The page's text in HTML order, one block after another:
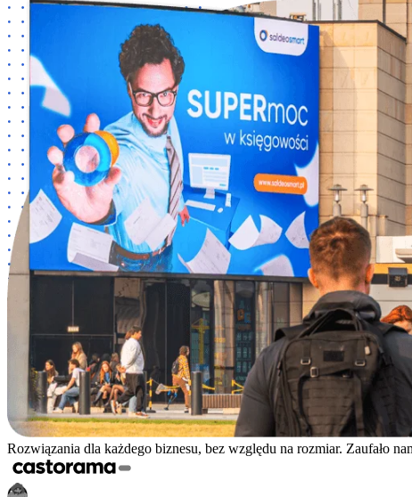
Rozwiązania dla każdego biznesu, bez względu na rozmiar. Zaufało